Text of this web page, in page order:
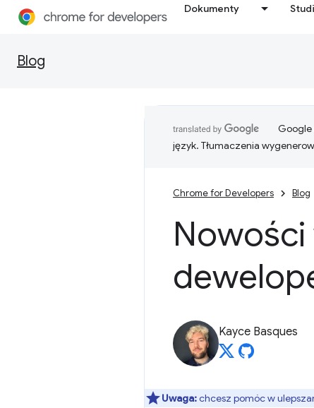
Dokumenty
Blog
Google
język. Tłumaczenia
Chrome for Developers Blog
Kayce Basques
Uwaga:chcesz pomóc w